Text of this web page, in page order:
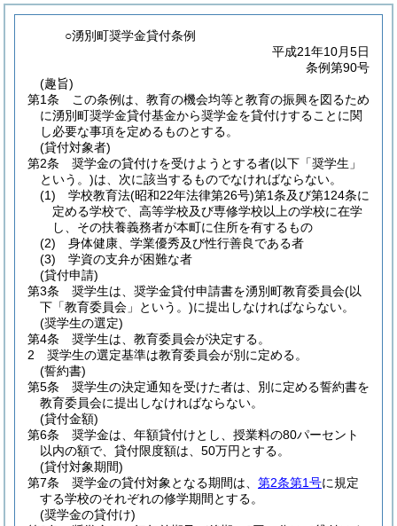
○湧別町奨学金貸付条例
平成21年10月5日
条例第90号
(趣旨)
第1条
この条例は、教育の機会均等と教育の振興を図るため
に湧別町奨学金貸付基金から奨学金を貸付けすることに関
し必要な事項を定めるものとする。
(貸付対象者)
第2条
奨学金の貸付けを受けようとする者(以下「奨学生」
という。)は、次に該当するものでなければならない。
(1)
学校教育法(昭和22年法律第26号)第1条及び第124条に
定める学校で、高等学校及び専修学校以上の学校に在学
し、その扶養義務者が本町に住所を有するもの
(2)
身体健康、学業優秀及び性行善良である者
(3)
学資の支弁が困難な者
(貸付申請)
第3条
奨学生は、奨学金貸付申請書を湧別町教育委員会(以
下「教育委員会」という。)に提出しなければならない。
(奨学生の選定)
第4条
奨学生は、教育委員会が決定する。
2
奨学生の選定基準は教育委員会が別に定める。
(誓約書)
第5条
奨学生の決定通知を受けた者は、別に定める誓約書を
教育委員会に提出しなければならない。
(貸付金額)
第6条
奨学金は、年額貸付けとし、授業料の80パーセント
以内の額で、貸付限度額は、50万円とする。
(貸付対象期間)
第7条
奨学金の貸付対象となる期間は、 第2条第1号に規定
する学校のそれぞれの修学期間とする。
(奨学金の貸付け)